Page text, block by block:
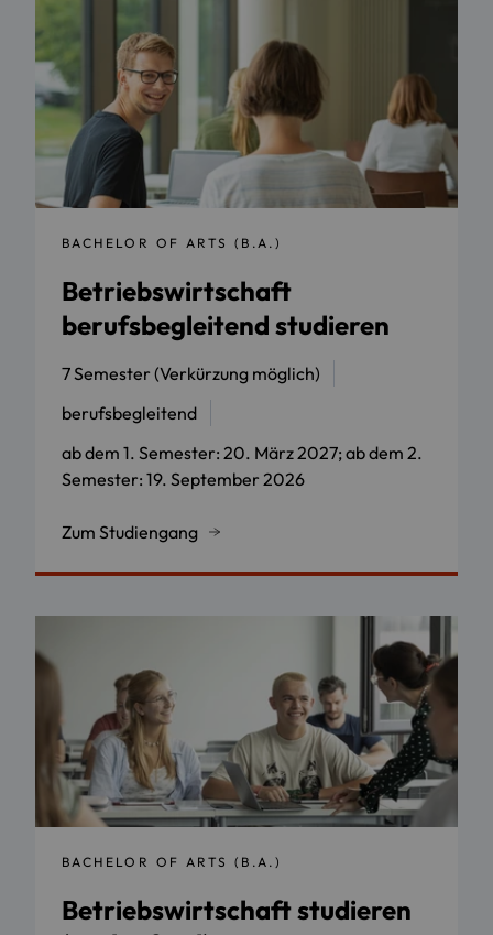
BACHELOR OF ARTS (B.A.)
Betriebswirtschaft
berufsbegleitend studieren
7 Semester (Verkürzung möglich)
berufsbegleitend
ab dem 1. Semester: 20. März 2027; ab dem 2.
Semester: 19. September 2026
Zum Studiengang
BACHELOR OF ARTS (B.A.)
Betriebswirtschaft studieren